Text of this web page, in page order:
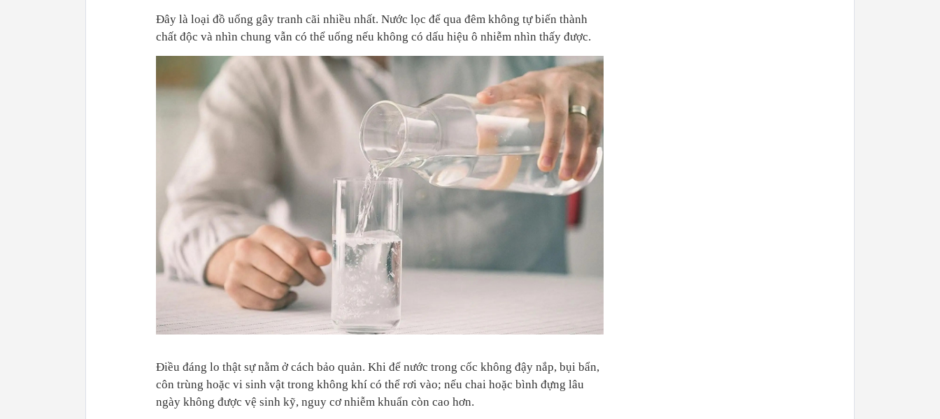
Đây là loại đồ uống gây tranh cãi nhiều nhất. Nước lọc để qua đêm không tự biến thành
chất độc và nhìn chung vẫn có thể uống nếu không có dấu hiệu ô nhiễm nhìn thấy được.
Điều đáng lo thật sự nằm ở cách bảo quản. Khi để nước trong cốc không đậy nắp, bụi bẩn,
côn trùng hoặc vi sinh vật trong không khí có thể rơi vào; nếu chai hoặc bình đựng lâu
ngày không được vệ sinh kỹ, nguy cơ nhiễm khuẩn còn cao hơn.